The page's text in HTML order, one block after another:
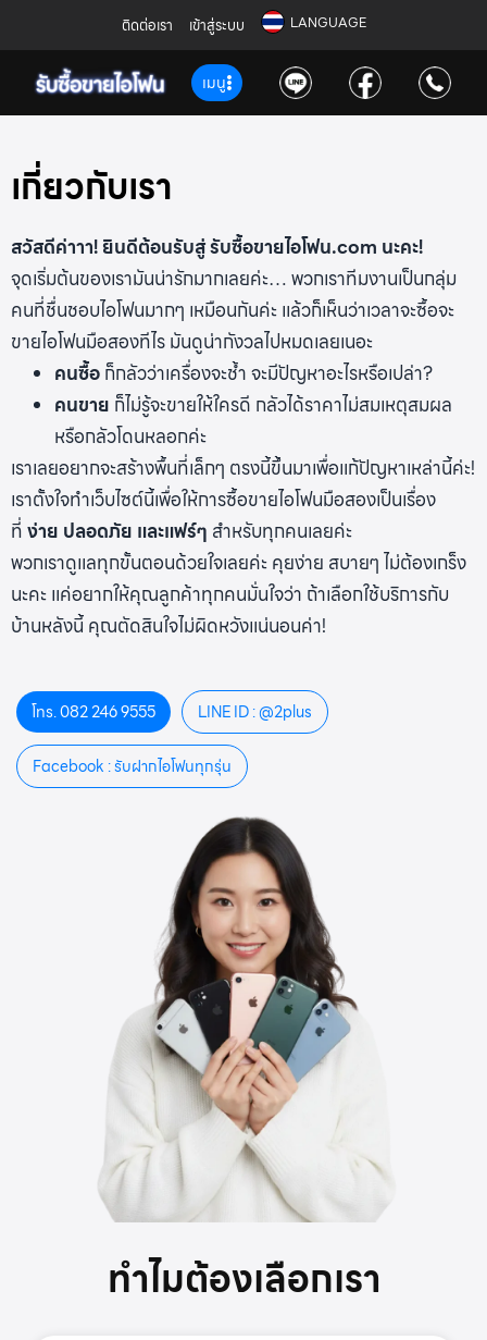
ติดต่อเรา เข้าสู่ระบบ LANGUAGE
เมนู
เกี่ยวกับเรา
สวัสดีค่าาา! ยินดีต้อนรับสู่ รับซื้อขายไอโฟน.com นะคะ!
จุดเริ่มต้นของเรามันน่ารักมากเลยค่ะ… พวกเราทีมงานเป็นกลุ่ม
คนที่ชื่นชอบไอโฟนมากๆ เหมือนกันค่ะ แล้วก็เห็นว่าเวลาจะซื้อจะ
ขายไอโฟนมือสองทีไร มันดูน่ากังวลไปหมดเลยเนอะ
คนซื้อก็กลัวว่าเครื่องจะช้ำ จะมีปัญหาอะไรหรือเปล่า?
คนขาย ก็ไม่รู้จะขายให้ใครดี กลัวได้ราคาไม่สมเหตุสมผล
หรือกลัวโดนหลอกค่ะ
เราเลยอยากจะสร้างพื้นที่เล็กๆ ตรงนี้ขึ้นมาเพื่อแก้ปัญหาเหล่านี้ค่ะ!
เราตั้งใจทำเว็บไซต์นี้เพื่อให้การซื้อขายไอโฟนมือสองเป็นเรื่อง
ที่ง่าย ปลอดภัย และแฟร์ๆ สำหรับทุกคนเลยค่ะ
พวกเราดูแลทุกขั้นตอนด้วยใจเลยค่ะ คุยง่าย สบายๆ ไม่ต้องเกร็ง
นะคะ แค่อยากให้คุณลูกค้าทุกคนมั่นใจว่า ถ้าเลือกใช้บริการกับ
บ้านหลังนี้ คุณตัดสินใจไม่ผิดหวังแน่นอนค่า!
โทร. 082 246 9555 LINE ID : @2plus
Facebook : รับฝากไอโฟนทุกรุ่น
ทำไมต้องเลือกเรา